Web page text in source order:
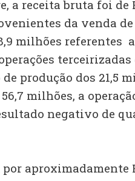
a receita bruta foi de
da venda
milhões referentes
de produção dos 21,5
milhões, a
negativo de
aproximadamente